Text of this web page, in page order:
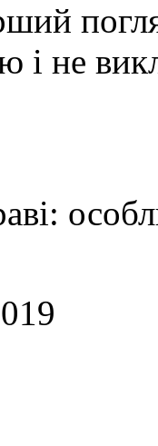
і не